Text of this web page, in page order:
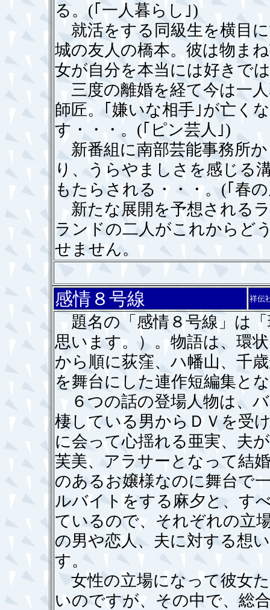
る。(｢一人暮らし｣)
就活をする同級生を横目
城の友人の橋本。彼は物ま
女が自分を本当には好きで
三度の離婚を経て今は一
師匠。｢嫌いな相手｣が亡く
す・・・。(｢ピン芸人｣)
新番組に南部芸能事務所
り、うらやましさを感じる
もたらされる・・・。(｢春
新たな展開を予想される
ランドの二人がこれからど
せません。
感情８号線 祥伝
題名の「感情８号線」は
思います。）。物語は、環
から順に荻窪、ハ幡山、千
を舞台にした連作短編集と
６つの話の登場人物は、
棲している男からＤＶを受
に会って心揺れる亜実、夫
芙美、アラサーとなって結
のあるお嬢様なのに舞台で
ルバイトをする麻夕と、す
ているので、それぞれの立
の男や恋人、夫に対する想
す。
女性の立場になって彼女
いのですが、その中で、総